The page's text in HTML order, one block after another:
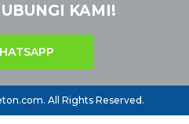
KAMI!
All Rights Reserved.